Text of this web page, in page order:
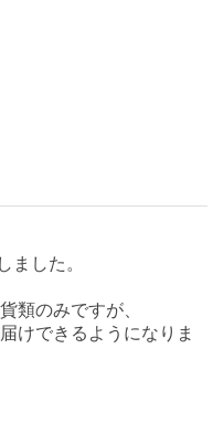
した。
類のみですが、
けできるようになりま